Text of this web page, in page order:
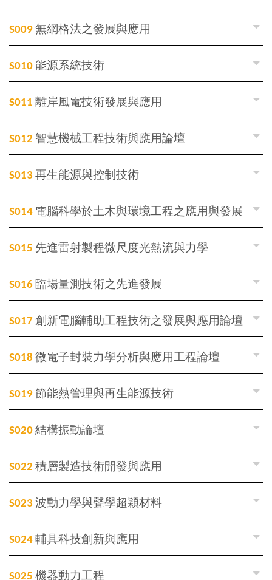
S009 無網格法之發展與應用
S010 能源系統技術
S011 離岸風電技術發展與應用
S012 智慧機械工程技術與應用論壇
S013 再生能源與控制技術
S014 電腦科學於土木與環境工程之應用與發展
S015 先進雷射製程微尺度光熱流與力學
S016 臨場量測技術之先進發展
S017 創新電腦輔助工程技術之發展與應用論壇
S018 微電子封裝力學分析與應用工程論壇
S019 節能熱管理與再生能源技術
S020 結構振動論壇
S022 積層製造技術開發與應用
S023 波動力學與聲學超穎材料
S024 輔具科技創新與應用
S025 機器動力工程